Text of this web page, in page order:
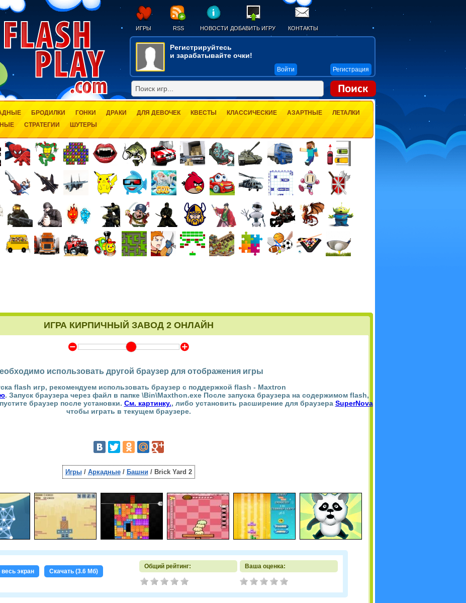
ИГРЫ RSS НОВОСТИ ДОБАВИТЬ ИГРУ КОНТАКТЫ
Регистрируйтесь
и зарабатывайте очки!
Войти Регистрация
БРОДИЛКИ ГОНКИ ДРАКИ ДЛЯ ДЕВОЧЕК КВЕСТЫ КЛАССИЧЕСКИЕ АЗАРТНЫЕ
ЛЕТАЛКИ
СТРАТЕГИИ ШУТЕРЫ
ИГРА КИРПИЧНЫЙ ЗАВОД 2 ОНЛАЙН
Y Z
использовать другой браузер для отображения игры
flash игр, рекомендуем использовать браузер с поддержкой flash - Maxtron
. Запуск браузера через файл в папке \Bin\Maxthon.exe После запуска браузера на содержимом flash,
браузер после установки. См. картинку., либо установить расширение для браузера SuperNova
чтобы играть в текущем браузере.
Игры/ Аркадные/ Башни / Brick Yard 2
весь экран Скачать (3.6 Мб)
Общий рейтинг: Ваша оценка: